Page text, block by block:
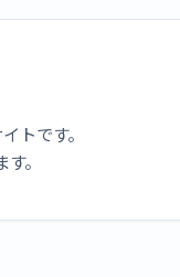
トです。
。